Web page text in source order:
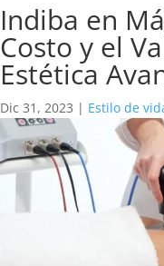
Indiba en
Costo y el
Estética
Dic 31, 2023 | Estilo de